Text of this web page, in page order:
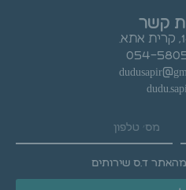
קשר
054-
ד.ס שירותים